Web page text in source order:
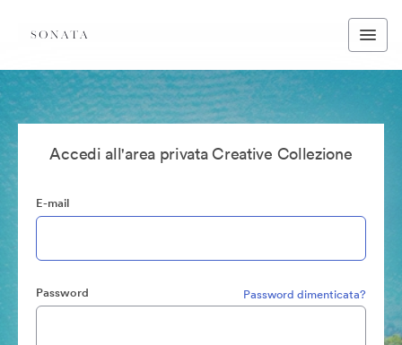
Accedi all'area privata Creative Collezione
E-mail
Password Password dimenticata?